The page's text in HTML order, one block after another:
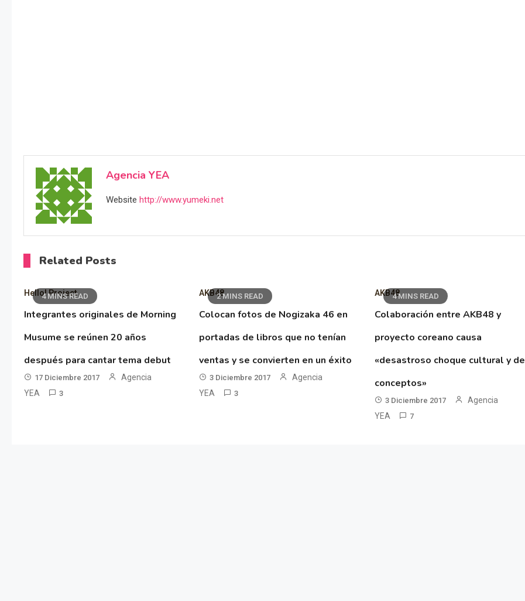
Agencia YEA
Website http://www.yumeki.net
Related Posts
4 MINS READ
Hello! Project
Integrantes originales de Morning
Musume se reúnen 20 años
después para cantar tema debut
17 Diciembre 2017
Agencia
YEA
3
2 MINS READ
AKB48
Colocan fotos de Nogizaka 46 en
portadas de libros que no tenían
ventas y se convierten en un éxito
3 Diciembre 2017
Agencia
YEA
3
4 MINS READ
AKB48
Colaboración entre AKB48 y
proyecto coreano causa
«desastroso choque cultural y de
conceptos»
3 Diciembre 2017
Agencia
YEA
7